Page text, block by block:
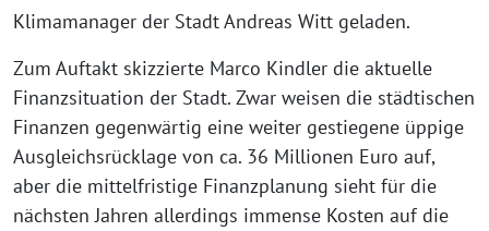
Klimamanager der Stadt Andreas Witt geladen.
Zum Auftakt skizzierte Marco Kindler die aktuelle
Finanzsituation der Stadt. Zwar weisen die städtischen
Finanzen gegenwärtig eine weiter gestiegene üppige
Ausgleichsrücklage von ca. 36 Millionen Euro auf,
aber die mittelfristige Finanzplanung sieht für die
nächsten Jahren allerdings immense Kosten auf die